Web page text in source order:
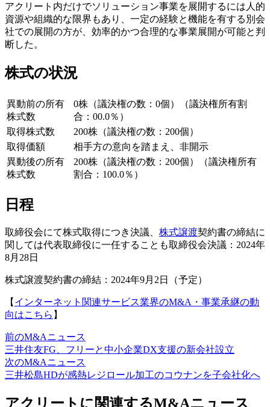
アクリート内だけでソリューション事業を展開するには人的
資源や組織的な限界もあり、一定の経験と機能を有する別会
社での展開の方が、効率的かつ合理的な事業展開が可能と判
断した。
株式の状況
異動前の所有
株式数
0株（議決権の数：0個）（議決権所有割
合：00.0％）
取得株式数
200株（議決権の数：200個）
取得価額
相手方の意向を踏まえ、非開示
異動後の所有
株式数
200株（議決権の数：200個）（議決権所有
割合：100.0％）
日程
取締役会にて株式取得につき決議、 株式譲渡契約書の締結に
関しては代表取締役に一任することも取締役会決議：2024年
8月28日
株式譲渡契約書の締結：2024年9月2日（予定）
【 インターネット関連サービス業界のM&A・事業承継の動
向はこちら 】
前のM&Aニュース
三井住友FG、フリーと中小企業DX支援の新会社設立
次のM&Aニュース
三井松島HDが感熱レジロール加工のコウナンを子会社化へ
アクリートに関連するM&Aニュース